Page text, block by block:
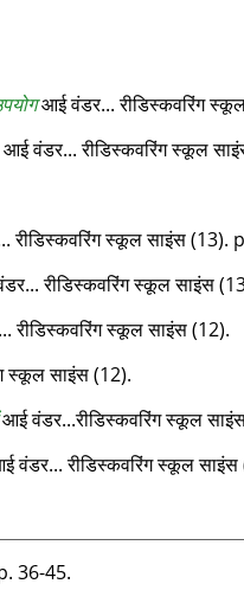
आई वंडर... रीडिस्‍कवरिंग
वंडर... रीडिस्‍कवरिंग स्‍कूल
रीडिस्‍कवरिंग स्‍कूल साइंस (13).
रीडिस्‍कवरिंग स्‍कूल साइंस
रीडिस्‍कवरिंग स्‍कूल साइंस (12).
स्‍कूल साइंस (12).
वंडर...रीडिस्‍कवरिंग स्‍कूल
वंडर... रीडिस्‍कवरिंग स्‍कूल साइंस
36-45.